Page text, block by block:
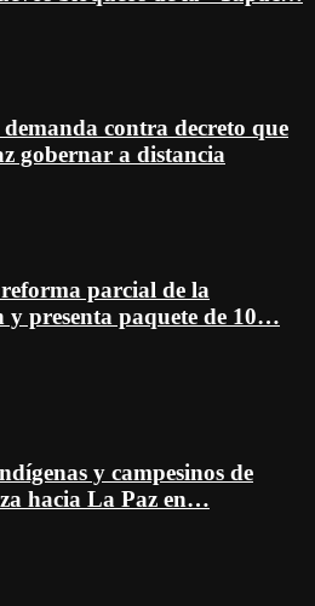
contra decreto que
gobernar a distancia
parcial de la
y presenta paquete de 10…
y campesinos de
hacia La Paz en…